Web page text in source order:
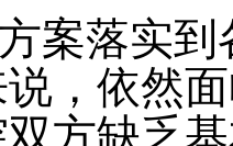
案落实
，依然
方缺乏